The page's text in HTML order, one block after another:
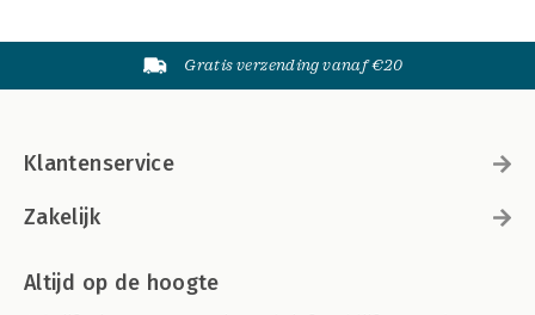
Gratis verzending vanaf €20
Klantenservice
Zakelijk
Altijd op de hoogte